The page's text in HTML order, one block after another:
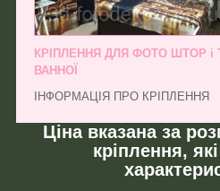
КРІПЛЕННЯ ДЛЯ ФОТО ШТОР
ВАННОЇ
ІНФОРМАЦІЯ ПРО КРІПЛЕННЯ
Ціна вказана за
кріплення,